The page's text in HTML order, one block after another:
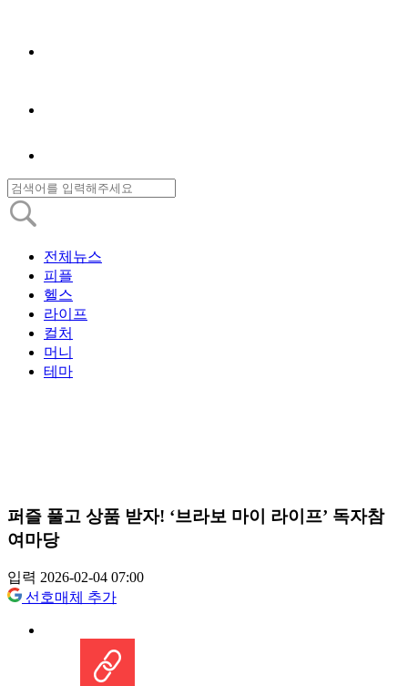
전체뉴스
피플
헬스
라이프
컬처
머니
테마
퍼즐 풀고 상품 받자! ‘브라보 마이 라이프’ 독자참
여마당
입력 2026-02-04 07:00
선호매체 추가